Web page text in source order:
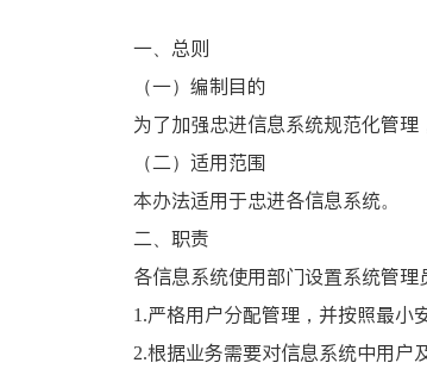
一、总则
（一）编制目的
为了加强忠进信息系统规范化管
（二）适用范围
本办法适用于忠进各信息系统。
二、职责
各信息系统使用部门设置系统管
1.严格用户分配管理，并按照最小
2.根据业务需要对信息系统中用户